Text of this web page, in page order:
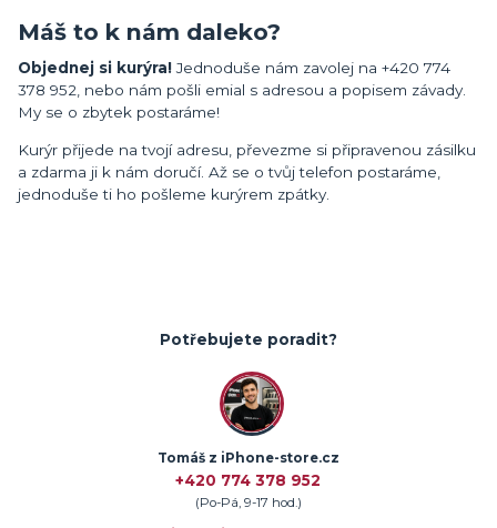
Máš to k nám daleko?
Objednej si kurýra!Jednoduše nám zavolej na +420 774
378 952, nebo nám pošli emial s adresou a popisem závady.
My se o zbytek postaráme!
Kurýr přijede na tvojí adresu, převezme si připravenou zásilku
a zdarma ji k nám doručí. Až se o tvůj telefon postaráme,
jednoduše ti ho pošleme kurýrem zpátky.
Potřebujete poradit?
Tomáš z iPhone-store.cz
+420 774 378 952
(Po-Pá, 9-17 hod.)